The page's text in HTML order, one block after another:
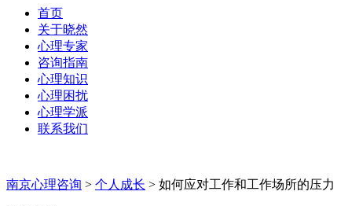
首页
关于晓然
心理专家
咨询指南
心理知识
心理困扰
心理学派
联系我们
南京心理咨询 > 个人成长 > 如何应对工作和工作场所的压力